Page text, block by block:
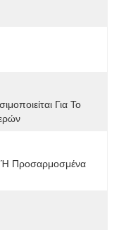
Για Το
Προσαρμοσμένα